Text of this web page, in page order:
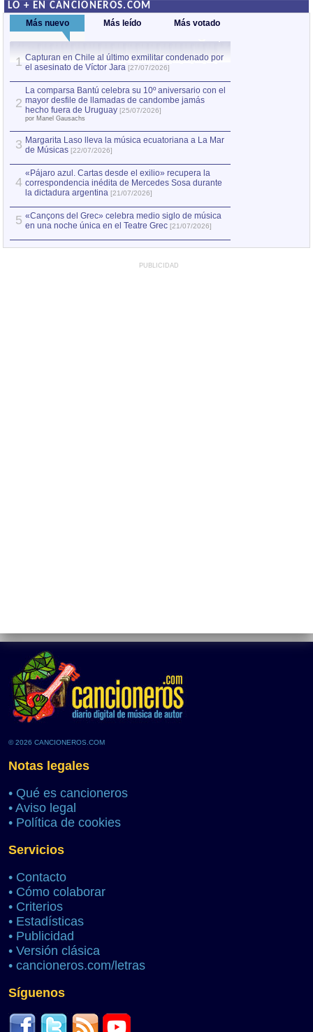
LO + EN CANCIONEROS.COM
Más nuevo Más leído Más votado
1 Capturan en Chile al último exmilitar condenado por
el asesinato de Víctor Jara [27/07/2026]
2
La comparsa Bantú celebra su 10º aniversario con el
mayor desfile de llamadas de candombe jamás
hecho fuera de Uruguay [25/07/2026]
por Manel Gausachs
3 Margarita Laso lleva la música ecuatoriana a La Mar
de Músicas [22/07/2026]
4
«Pájaro azul. Cartas desde el exilio» recupera la
correspondencia inédita de Mercedes Sosa durante
la dictadura argentina [21/07/2026]
5 «Cançons del Grec» celebra medio siglo de música
en una noche única en el Teatre Grec [21/07/2026]
PUBLICIDAD
© 2026 CANCIONEROS.COM
Notas legales
• Qué es cancioneros
• Aviso legal
• Política de cookies
Servicios
• Contacto
• Cómo colaborar
• Criterios
• Estadísticas
• Publicidad
• Versión clásica
• cancioneros.com/letras
Síguenos